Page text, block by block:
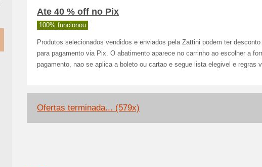
Ate 40 % off no Pix
100% funcionou
Produtos selecionados vendidos e enviados pela Zattini podem ter
para pagamento via Pix. O abatimento aparece no carrinho ao escolher a
pagamento, nao se aplica a boleto ou cartao e segue lista elegivel e regras
Ofertas terminada... (579x)